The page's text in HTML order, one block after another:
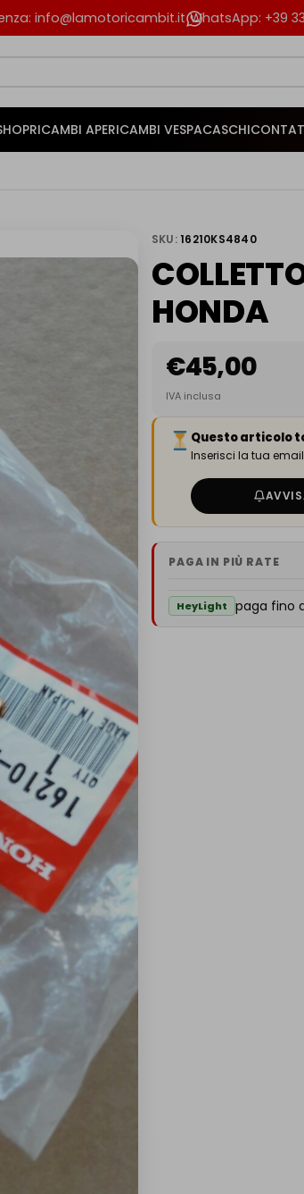
info@lamotoricambit.it WhatsApp: +39
RICAMBI APERICAMBI VESPACASCHI
SKU:16210KS4840
HONDA
€45,00
IVA inclusa
Questo articolo
Inserisci la tua
PAGA IN PIÙ RATE
HeyLight paga fino